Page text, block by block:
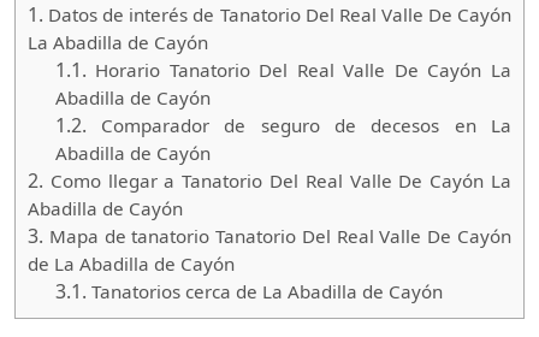
1. Datos de interés de Tanatorio Del Real Valle De Cayón
La Abadilla de Cayón
1.1. Horario Tanatorio Del Real Valle De Cayón La
Abadilla de Cayón
1.2. Comparador de seguro de decesos en La
Abadilla de Cayón
2. Como llegar a Tanatorio Del Real Valle De Cayón La
Abadilla de Cayón
3. Mapa de tanatorio Tanatorio Del Real Valle De Cayón
de La Abadilla de Cayón
3.1. Tanatorios cerca de La Abadilla de Cayón